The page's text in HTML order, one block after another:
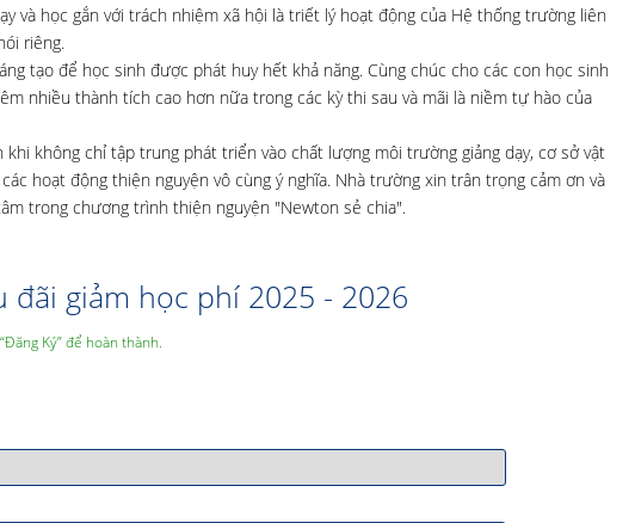
và học gắn với trách nhiệm xã hội là triết lý hoạt động của Hệ thống trường liên
riêng.
tạo để học sinh được phát huy hết khả năng. Cùng chúc cho các con học sinh
nhiều thành tích cao hơn nữa trong các kỳ thi sau và mãi là niềm tự hào của
không chỉ tập trung phát triển vào chất lượng môi trường giảng dạy, cơ sở vật
hoạt động thiện nguyện vô cùng ý nghĩa. Nhà trường xin trân trọng cảm ơn và
trong chương trình thiện nguyện "Newton sẻ chia".
giảm học phí 2025 - 2026
Ký” để hoàn thành.